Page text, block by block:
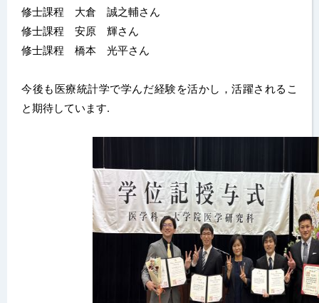
修士課程 大倉 誠之輔さん
修士課程 安原 輝さん
修士課程 橋本 光平さん
今後も医療統計学で学んだ経験を活かし，活躍されるこ
と期待しています.